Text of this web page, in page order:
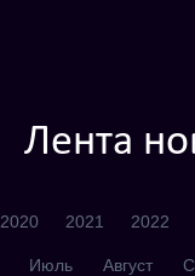
Лента
2020 2021 2022
Июль Август